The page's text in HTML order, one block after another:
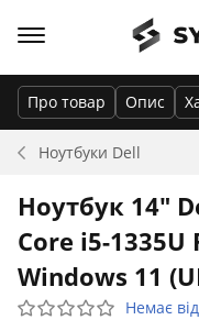
Ноутбуки Dell
Про товар Опис
Ноутбук 14"
Core i5-1335U
Windows 11
Немає